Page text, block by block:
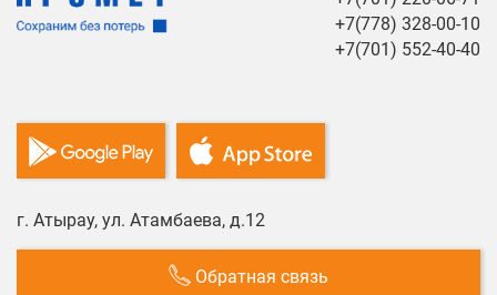
+7(778) 328-00-10
+7(701) 552-40-40
г. Атырау, ул. Атамбаева, д.12
Обратная связь